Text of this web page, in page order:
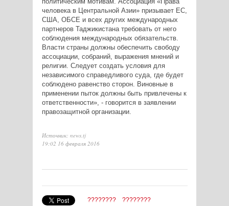
человека в Центральной Азии» призывает ЕС,
США, ОБСЕ и всех других международных
партнеров Таджикистана требовать от него
соблюдения международных обязательств.
Власти страны должны обеспечить свободу
ассоциации, собраний, выражения мнений и
религии. Следует создать условия для
независимого справедливого суда, где будет
соблюдено равенство сторон. Виновные в
применении пыток должны быть привлечены к
ответственности», - говорится в заявлении
правозащитной организации.
Источник: news.tj
19:02 16 февраля 2016
???????? ????????